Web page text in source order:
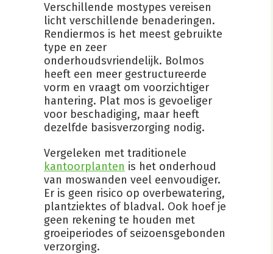
Verschillende mostypes vereisen
licht verschillende benaderingen.
Rendiermos is het meest gebruikte
type en zeer
onderhoudsvriendelijk. Bolmos
heeft een meer gestructureerde
vorm en vraagt om voorzichtiger
hantering. Plat mos is gevoeliger
voor beschadiging, maar heeft
dezelfde basisverzorging nodig.
Vergeleken met traditionele
kantoorplanten is het onderhoud
van moswanden veel eenvoudiger.
Er is geen risico op overbewatering,
plantziektes of bladval. Ook hoef je
geen rekening te houden met
groeiperiodes of seizoensgebonden
verzorging.